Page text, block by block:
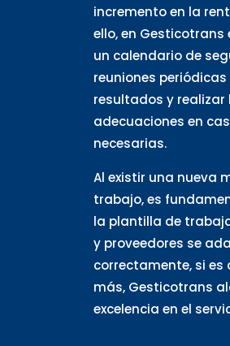
incremento en la
ello, en Gesticotrans
un calendario de
reuniones
resultados y
adecuaciones en
necesarias.
Al existir una nueva
trabajo, es
la plantilla de
y proveedores se
correctamente, si es
más, Gesticotrans
excelencia en el